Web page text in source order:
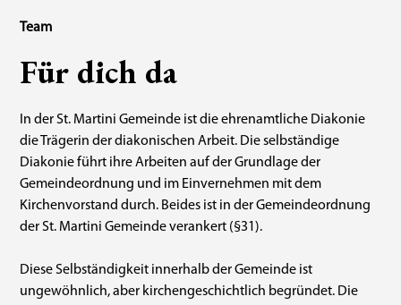
Team
Für dich da
In der St. Martini Gemeinde ist die ehrenamtliche Diakonie
die Trägerin der diakonischen Arbeit. Die selbständige
Diakonie führt ihre Arbeiten auf der Grundlage der
Gemeindeordnung und im Einvernehmen mit dem
Kirchenvorstand durch. Beides ist in der Gemeindeordnung
der St. Martini Gemeinde verankert (§31).
Diese Selbständigkeit innerhalb der Gemeinde ist
ungewöhnlich, aber kirchengeschichtlich begründet. Die